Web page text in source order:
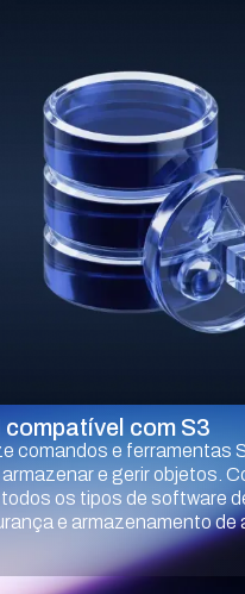
compatível com S3
comandos e ferramentas
e gerir objetos.
os tipos de software
e armazenamento de